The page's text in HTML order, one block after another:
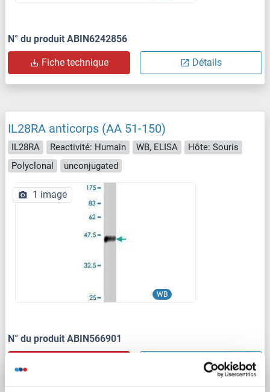
N° du produit ABIN6242856
Fiche technique Détails
IL28RA anticorps (AA 51-150)
IL28RA Reactivité: Humain WB, ELISA
Hôte: Souris
Polyclonal
unconjugated
WB
1 image
N° du produit ABIN566901
Détails